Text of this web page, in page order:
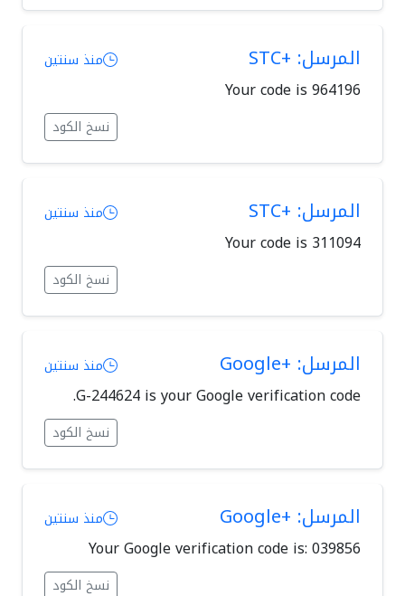
المرسل: +STC منذ سنتين
Your code is 964196
نسخ الكود
المرسل: +STC منذ سنتين
Your code is 311094
نسخ الكود
المرسل: +Google منذ سنتين
G-244624 is your Google verification code.
نسخ الكود
المرسل: +Google منذ سنتين
Your Google verification code is: 039856
نسخ الكود